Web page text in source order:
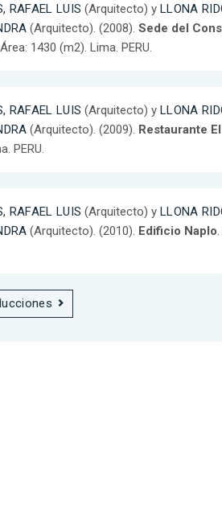
RAFAEL LUIS (Arquitecto) yLLONA
(Arquitecto). (2008).Sede del
1430 (m2). Lima. PERU.
RAFAEL LUIS (Arquitecto) yLLONA
(Arquitecto). (2009). Restaurante
PERU.
RAFAEL LUIS (Arquitecto) yLLONA
(Arquitecto). (2010). Edificio Naplo